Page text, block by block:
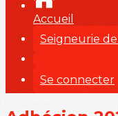
Accueil
Seigneurie
Se connecter